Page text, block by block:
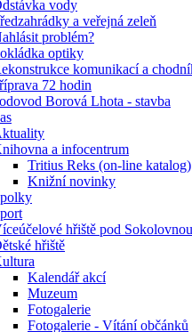
vody
a veřejná zeleň
problém?
optiky
komunikací a
72 hodin
Borová Lhota - stavba
a infocentrum
Tritius Reks (on-line katalog)
Knižní novinky
hřiště pod Sokolovnou
hřiště
Kalendář akcí
Muzeum
Fotogalerie
Fotogalerie - Vítání občánků